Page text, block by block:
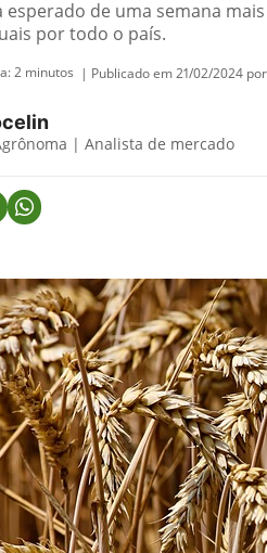
esperado de uma semana
por todo o país.
2 minutos | Publicado em 21/02/2024
| Analista de mercado